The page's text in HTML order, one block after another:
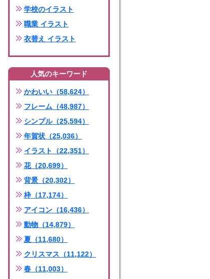
学校のイラスト
職業 イラスト
衣替え イラスト
人気のキーワード
かわいい（58,624）
フレーム（48,987）
シンプル（25,594）
年賀状（25,036）
イラスト（22,351）
花（20,699）
背景（20,302）
枠（17,174）
アイコン（16,436）
動物（14,879）
夏（11,680）
クリスマス（11,122）
春（11,003）